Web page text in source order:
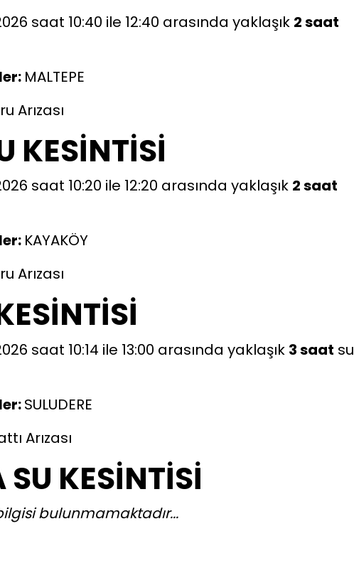
saat 10:40 ile 12:40 arasında yaklaşık 2 saat
MALTEPE
Arızası
KESİNTİSİ
saat 10:20 ile 12:20 arasında yaklaşık 2 saat
KAYAKÖY
Arızası
saat 10:14 ile 13:00 arasında yaklaşık 3 saat su
SULUDERE
Arızası
KESİNTİSİ
bulunmamaktadır...